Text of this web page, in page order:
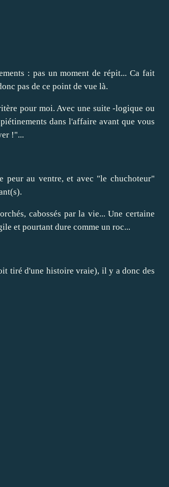
: pas un moment de répit... Ca fait
pas de ce point de vue là.
pour moi. Avec une suite -logique ou
dans l'affaire avant que vous
!"...
peur au ventre, et avec "le chuchoteur"
cabossés par la vie... Une certaine
et pourtant dure comme un roc...
tiré d'une histoire vraie), il y a donc des